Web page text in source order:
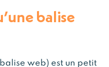
balise
web) est un petit